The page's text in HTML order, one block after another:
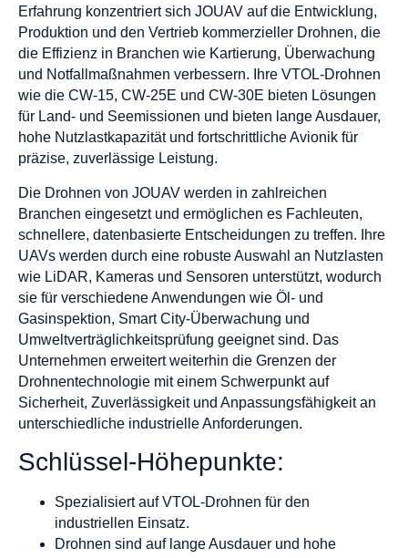
Erfahrung konzentriert sich JOUAV auf die Entwicklung,
Produktion und den Vertrieb kommerzieller Drohnen, die
die Effizienz in Branchen wie Kartierung, Überwachung
und Notfallmaßnahmen verbessern. Ihre VTOL-Drohnen
wie die CW-15, CW-25E und CW-30E bieten Lösungen
für Land- und Seemissionen und bieten lange Ausdauer,
hohe Nutzlastkapazität und fortschrittliche Avionik für
präzise, zuverlässige Leistung.
Die Drohnen von JOUAV werden in zahlreichen
Branchen eingesetzt und ermöglichen es Fachleuten,
schnellere, datenbasierte Entscheidungen zu treffen. Ihre
UAVs werden durch eine robuste Auswahl an Nutzlasten
wie LiDAR, Kameras und Sensoren unterstützt, wodurch
sie für verschiedene Anwendungen wie Öl- und
Gasinspektion, Smart City-Überwachung und
Umweltverträglichkeitsprüfung geeignet sind. Das
Unternehmen erweitert weiterhin die Grenzen der
Drohnentechnologie mit einem Schwerpunkt auf
Sicherheit, Zuverlässigkeit und Anpassungsfähigkeit an
unterschiedliche industrielle Anforderungen.
Schlüssel-Höhepunkte:
Spezialisiert auf VTOL-Drohnen für den
industriellen Einsatz.
Drohnen sind auf lange Ausdauer und hohe